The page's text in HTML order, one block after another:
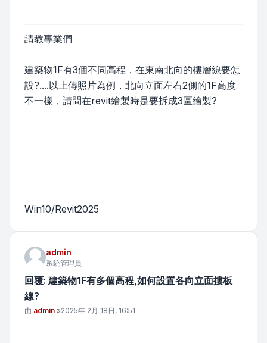
請教專業們
建築物1F有3個不同高程，在東南北向的樓層線要怎
設?....以上傳照片為例，北向立面左右2側的1F高度
不一樣，請問在revit繪製時是要拆成3區繪製?
Win10/Revit2025
admin
系統管理員
回覆: 建築物1F有多個高程,如何設置各向立面摟板
線?
文章
由 admin »2025年 2月 18日, 16:51